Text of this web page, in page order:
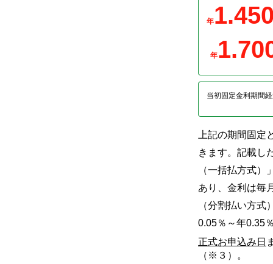
年
年
当初固定金利期間
上記の期間固
きます。記載し
（一括払方式
あり、金利は毎
（分割払い方
0.05％～年0.35
正式お申込み日
（※３）。